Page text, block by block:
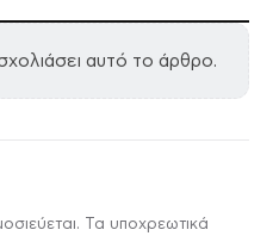
αυτό το άρθρο.
Τα υποχρεωτικά